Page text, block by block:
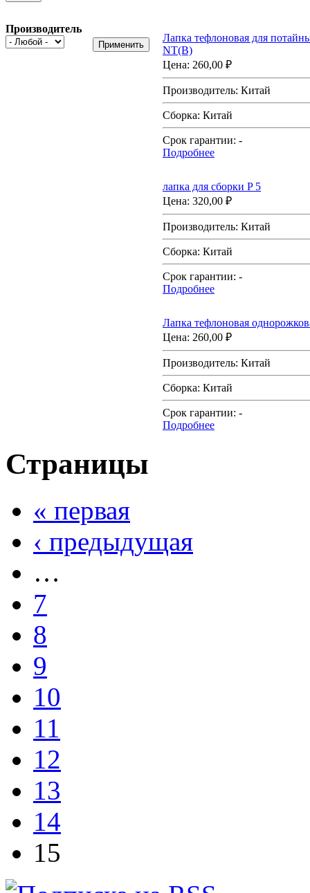
Производитель
Лапка тефлоновая для
NT(B)
Цена: 260,00 ₽
Производитель: Китай
Сборка: Китай
Срок гарантии: -
Подробнее
лапка для сборки P 5
Цена: 320,00 ₽
Производитель: Китай
Сборка: Китай
Срок гарантии: -
Подробнее
Лапка тефлоновая
Цена: 260,00 ₽
Производитель: Китай
Сборка: Китай
Срок гарантии: -
Подробнее
Страницы
« первая
‹ предыдущая
…
7
8
9
10
11
12
13
14
15